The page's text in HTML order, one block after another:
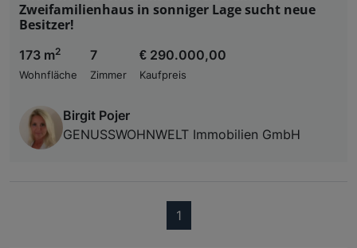
Zweifamilienhaus in sonniger Lage sucht neue
Besitzer!
173 m2
Wohnfläche
7
Zimmer
€ 290.000,00
Kaufpreis
Birgit Pojer
GENUSSWOHNWELT Immobilien GmbH
1(current)